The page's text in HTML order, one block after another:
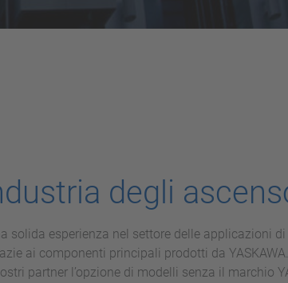
degli
solida esperienza nel settore delle applicazioni
ai componenti principali prodotti da
partner l’opzione di modelli senza il marchio